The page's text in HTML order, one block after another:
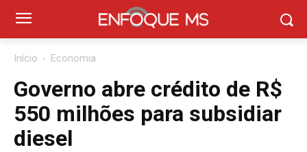
Início Economia
Governo abre crédito de R$
550 milhões para subsidiar
diesel